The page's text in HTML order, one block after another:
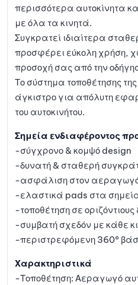
περισσότερα αυτοκίνητα
με όλα τα κινητά.
Συγκρατεί ιδιαίτερα
προσφέρει εύκολη χρήση,
προσοχή σας από την
Το σύστημα τοποθέτησης
άγκιστρο για απόλυτη
του αυτοκινήτου.
Σημεία ενδιαφέροντος
-σύγχρονο & κομψό design
-δυνατή & σταθερή
-ασφάλιση στον αεραγωγό
-ελαστικά pads στα
-τοποθέτηση σε
-συμβατή σχεδόν με κάθε
-περιστρεφόμενη 360°
Χαρακτηριστικά
-Τοποθέτηση: Αεραγωγό